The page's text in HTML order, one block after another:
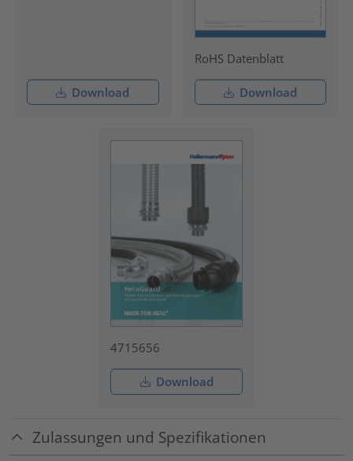
Download
RoHS Datenblatt
Download
4715656
Download
Zulassungen und Spezifikationen